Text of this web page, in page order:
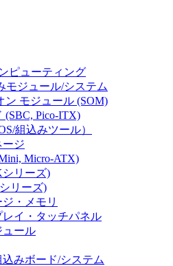
ピューティング
モジュール/システム
ン モジュール (SOM)
(SBC, Pico-ITX)
組込みツール）
ージ
Micro-ATX)
シリーズ)
リーズ)
・メモリ
イ・タッチパネル
ュール
みボード/システム